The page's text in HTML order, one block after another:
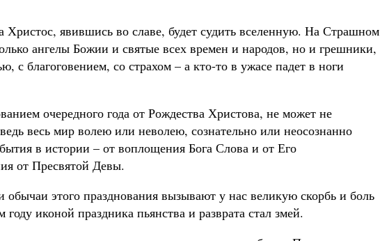
Христос, явившись во славе, будет судить вселенную. На Страшном
ангелы Божии и святые всех времен и народов, но и грешники,
с благоговением, со страхом – а кто-то в ужасе падет в ноги
очередного года от Рождества Христова, не может не
весь мир волею или неволею, сознательно или неосознанно
в истории – от воплощения Бога Слова и от Его
от Пресвятой Девы.
этого празднования вызывают у нас великую скорбь и боль
иконой праздника пьянства и разврата стал змей.